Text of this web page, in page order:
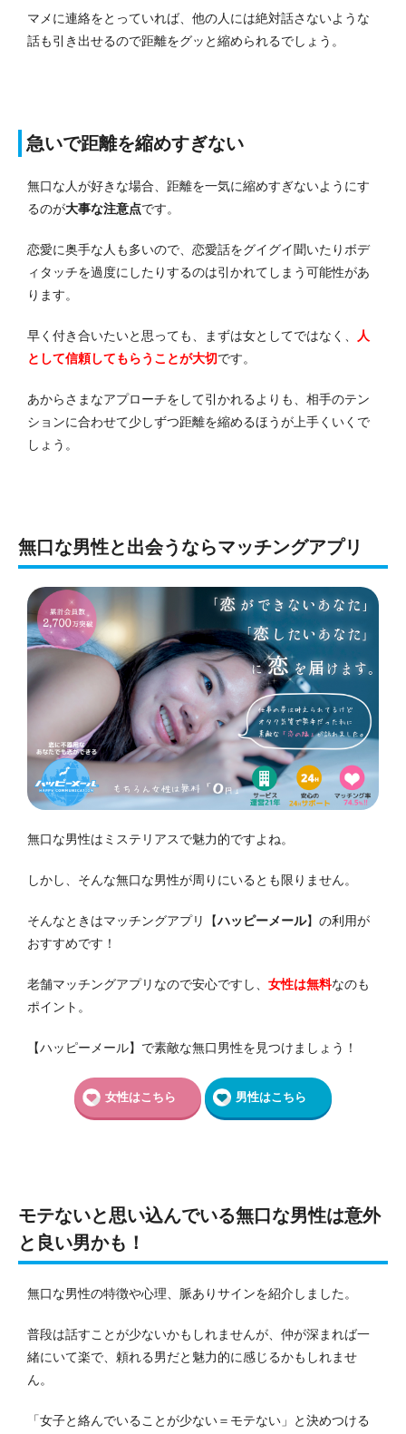
マメに連絡をとっていれば、他の人には絶対話さないような
話も引き出せるので距離をグッと縮められるでしょう。
急いで距離を縮めすぎない
無口な人が好きな場合、距離を一気に縮めすぎないようにす
るのが大事な注意点です。
恋愛に奥手な人も多いので、恋愛話をグイグイ聞いたりボデ
ィタッチを過度にしたりするのは引かれてしまう可能性があ
ります。
早く付き合いたいと思っても、まずは女としてではなく、
人
として信頼してもらうことが大切です。
あからさまなアプローチをして引かれるよりも、相手のテン
ションに合わせて少しずつ距離を縮めるほうが上手くいくで
しょう。
無口な男性と出会うならマッチングアプリ
無口な男性はミステリアスで魅力的ですよね。
しかし、そんな無口な男性が周りにいるとも限りません。
そんなときはマッチングアプリ【ハッピーメール】の利用が
おすすめです！
老舗マッチングアプリなので安心ですし、 女性は無料なのも
ポイント。
【ハッピーメール】で素敵な無口男性を見つけましょう！
女性はこちら 男性はこちら
モテないと思い込んでいる無口な男性は意外
と良い男かも！
無口な男性の特徴や心理、脈ありサインを紹介しました。
普段は話すことが少ないかもしれませんが、仲が深まれば一
緒にいて楽で、頼れる男だと魅力的に感じるかもしれませ
ん。
「女子と絡んでいることが少ない＝モテない」と決めつける